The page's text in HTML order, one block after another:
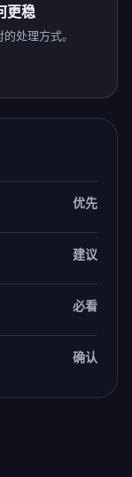
更稳
处理方式。
优先
建议
必看
确认